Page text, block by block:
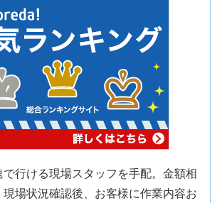
で行ける現場スタッフを手配。金額相
場状況確認後、お客様に作業内容お